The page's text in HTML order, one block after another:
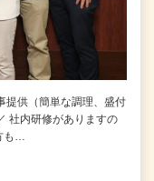
供（簡単な調理、盛付
社内研修がありますの
も…